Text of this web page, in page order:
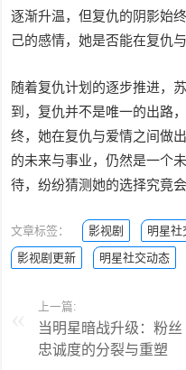
逐渐升温，但复仇的阴影始
己的感情，她是否能在复仇
随着复仇计划的逐步推进，
到，复仇并不是唯一的出路
终，她在复仇与爱情之间做
的未来与事业，仍然是一个
待，纷纷猜测她的选择究竟
文章标签： 影视剧 明星社
影视剧更新
明星社交动态
上一篇:
当明星暗战升级：粉丝
忠诚度的分裂与重塑